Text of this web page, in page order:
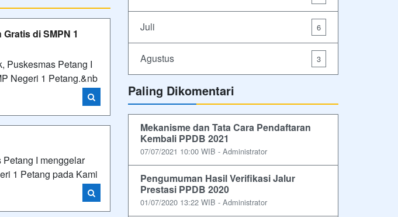
di SMPN 1
Puskesmas Petang I
Negeri 1 Petang.&nb
I menggelar
1 Petang pada Kami
Juli 6
Agustus 3
Paling Dikomentari
Mekanisme dan Tata Cara Pendaftaran
Kembali PPDB 2021
07/07/2021 10:00 WIB - Administrator
Pengumuman Hasil Verifikasi Jalur
Prestasi PPDB 2020
01/07/2020 13:22 WIB - Administrator